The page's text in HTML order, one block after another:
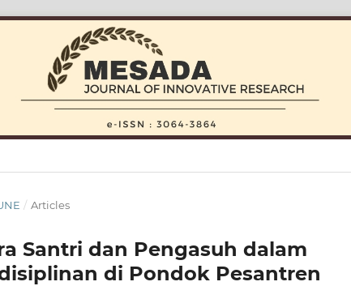
/ Articles
Santri dan Pengasuh dalam
di Pondok Pesantren